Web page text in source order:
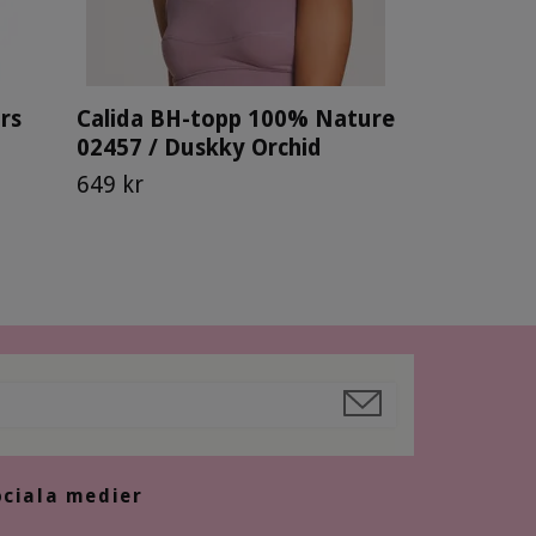
Calida BH-topp 100% Nature
02457 / Duskky Orchid
649 kr
medier